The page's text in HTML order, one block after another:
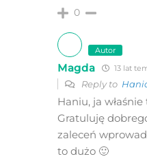
0
Autor
Magda 13 lat
Reply to
Haniu, ja
Gratuluję
zaleceń
to dużo 🙂